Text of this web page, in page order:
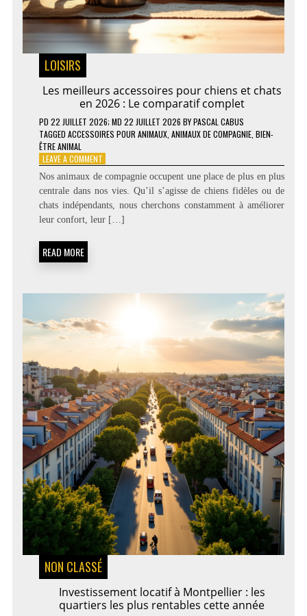
LOISIRS
Les meilleurs accessoires pour chiens et chats
en 2026 : Le comparatif complet
PD 22 JUILLET 2026; MD 22 JUILLET 2026 BYPASCAL CABUS
TAGGED ACCESSOIRES POUR ANIMAUX, ANIMAUX DE COMPAGNIE, BIEN-
ÊTRE ANIMAL
LEAVE A COMMENTON
MEILLEURS
ACCESSOIRES
POUR
CHIENS
LE
Nos animaux de compagnie occupent une place de plus en plus
centrale dans nos vies. Qu’il s’agisse de chiens fidèles ou de
chats indépendants, nous cherchons constamment à améliorer
leur confort, leur […]
READ MORE
NON CLASSÉ
Investissement locatif à Montpellier : les
quartiers les plus rentables cette année